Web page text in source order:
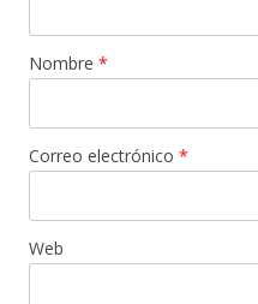
Nombre *
Correo electrónico *
Web